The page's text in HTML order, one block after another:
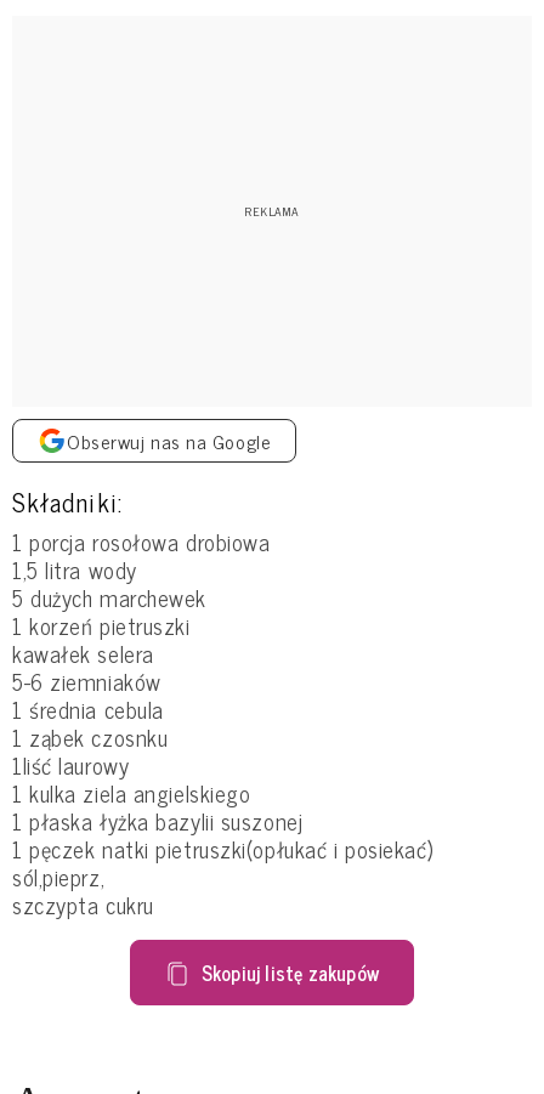
Obserwuj nas na Google
Składniki:
1 porcja rosołowa drobiowa
1,5 litra wody
5 dużych marchewek
1 korzeń pietruszki
kawałek selera
5-6 ziemniaków
1 średnia cebula
1 ząbek czosnku
1liść laurowy
1 kulka ziela angielskiego
1 płaska łyżka bazylii suszonej
1 pęczek natki pietruszki(opłukać i posiekać)
sól,pieprz,
szczypta cukru
Skopiuj listę zakupów